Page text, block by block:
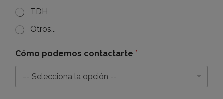
TDH
Otros...
Cómo podemos contactarte *